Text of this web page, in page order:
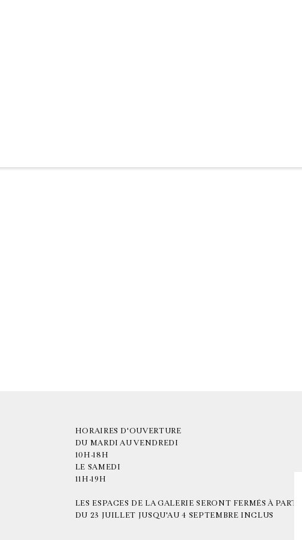
HORAIRES D'OUVERTURE
DU MARDI AU VENDREDI
10H-18H
LE SAMEDI
11H-19H
LES ESPACES DE LA GALERIE SERONT FERMÉS À PARTIR
DU 23 JUILLET JUSQU'AU 4 SEPTEMBRE INCLUS